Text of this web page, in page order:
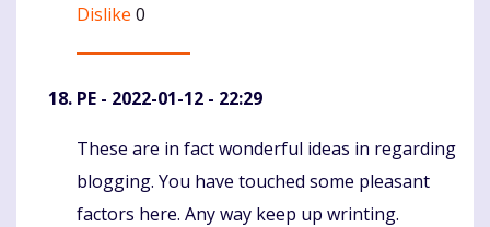
Dislike 0
PE - 2022-01-12 - 22:29
Komentaras
These are in fact wonderful ideas in regarding
blogging. You have touched some pleasant
factors here. Any way keep up wrinting.